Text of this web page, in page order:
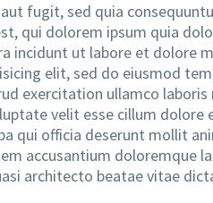
fugit, sed quia
qui dolorem ipsum quia
incidunt ut labore et dolore
elit, sed do eiusmod
exercitation ullamco laboris
velit esse cillum dolore
qui officia deserunt mollit
accusantium doloremque
architecto beatae vitae